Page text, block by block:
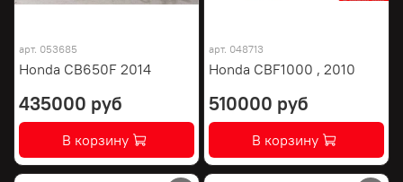
арт. 053685
Honda CB650F 2014
435000 руб
В корзину
арт. 048713
Honda CBF1000 , 2010
510000 руб
В корзину